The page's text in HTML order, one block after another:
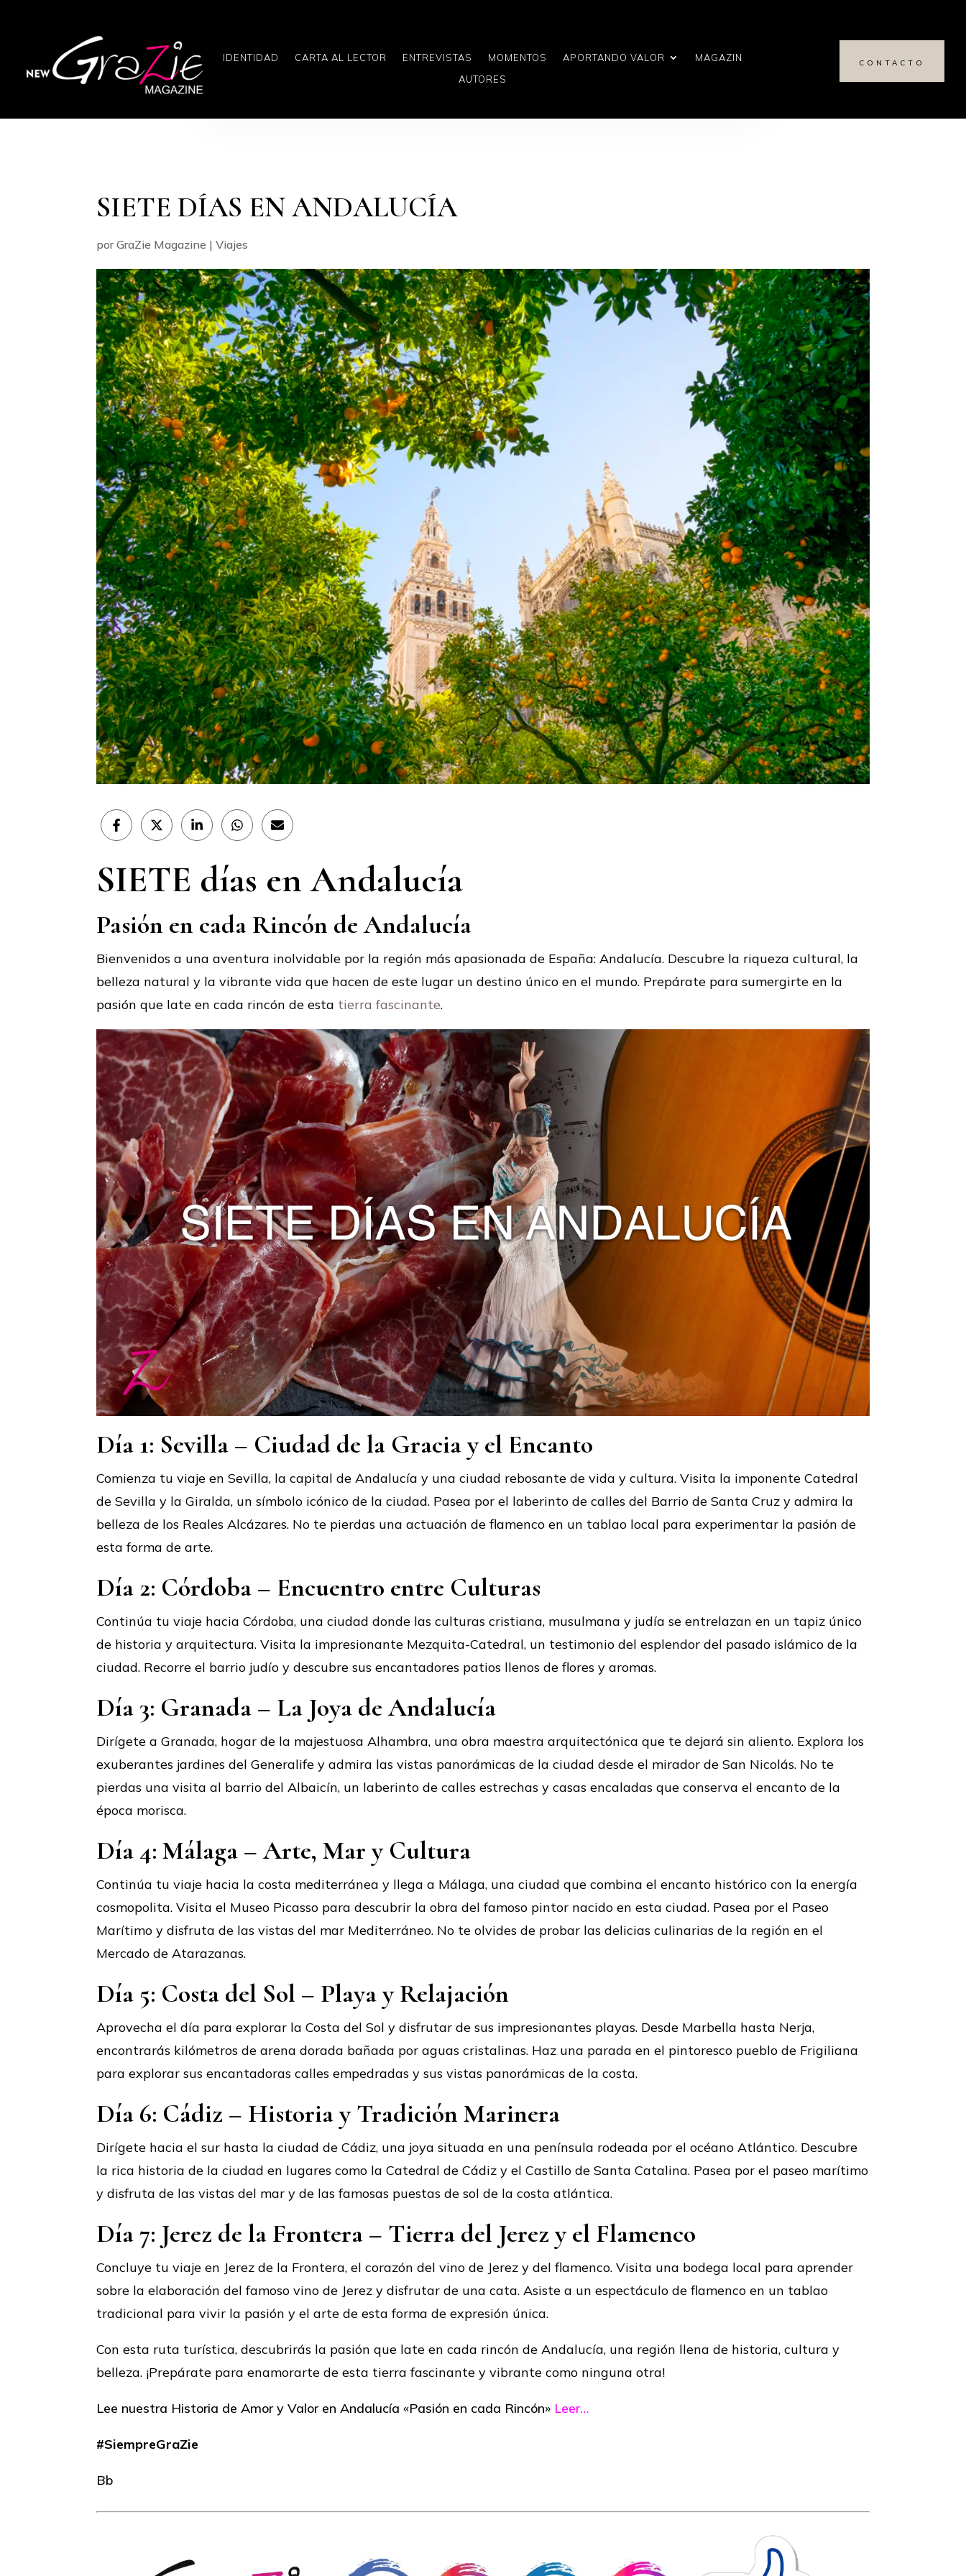
IDENTIDAD CARTA AL LECTOR ENTREVISTAS MOMENTOS APORTANDO VALOR
MAGAZIN
AUTORES
CONTACTO
SIETE DÍAS EN ANDALUCÍA
porGraZie Magazine |Viajes
Compartir
en
Compartir
en
(Twitter)
Compartir
en
Compartir
en
Compartir
en
SIETE días en Andalucía
Pasión en cada Rincón de Andalucía
Bienvenidos a una aventura inolvidable por la región más apasionada de España: Andalucía. Descubre la riqueza cultural, la
belleza natural y la vibrante vida que hacen de este lugar un destino único en el mundo. Prepárate para sumergirte en la
pasión que late en cada rincón de esta tierra fascinante.
Día 1: Sevilla – Ciudad de la Gracia y el Encanto
Comienza tu viaje en Sevilla, la capital de Andalucía y una ciudad rebosante de vida y cultura. Visita la imponente Catedral
de Sevilla y la Giralda, un símbolo icónico de la ciudad. Pasea por el laberinto de calles del Barrio de Santa Cruz y admira la
belleza de los Reales Alcázares. No te pierdas una actuación de flamenco en un tablao local para experimentar la pasión de
esta forma de arte.
Día 2: Córdoba – Encuentro entre Culturas
Continúa tu viaje hacia Córdoba, una ciudad donde las culturas cristiana, musulmana y judía se entrelazan en un tapiz único
de historia y arquitectura. Visita la impresionante Mezquita-Catedral, un testimonio del esplendor del pasado islámico de la
ciudad. Recorre el barrio judío y descubre sus encantadores patios llenos de flores y aromas.
Día 3: Granada – La Joya de Andalucía
Dirígete a Granada, hogar de la majestuosa Alhambra, una obra maestra arquitectónica que te dejará sin aliento. Explora los
exuberantes jardines del Generalife y admira las vistas panorámicas de la ciudad desde el mirador de San Nicolás. No te
pierdas una visita al barrio del Albaicín, un laberinto de calles estrechas y casas encaladas que conserva el encanto de la
época morisca.
Día 4: Málaga – Arte, Mar y Cultura
Continúa tu viaje hacia la costa mediterránea y llega a Málaga, una ciudad que combina el encanto histórico con la energía
cosmopolita. Visita el Museo Picasso para descubrir la obra del famoso pintor nacido en esta ciudad. Pasea por el Paseo
Marítimo y disfruta de las vistas del mar Mediterráneo. No te olvides de probar las delicias culinarias de la región en el
Mercado de Atarazanas.
Día 5: Costa del Sol – Playa y Relajación
Aprovecha el día para explorar la Costa del Sol y disfrutar de sus impresionantes playas. Desde Marbella hasta Nerja,
encontrarás kilómetros de arena dorada bañada por aguas cristalinas. Haz una parada en el pintoresco pueblo de Frigiliana
para explorar sus encantadoras calles empedradas y sus vistas panorámicas de la costa.
Día 6: Cádiz – Historia y Tradición Marinera
Dirígete hacia el sur hasta la ciudad de Cádiz, una joya situada en una península rodeada por el océano Atlántico. Descubre
la rica historia de la ciudad en lugares como la Catedral de Cádiz y el Castillo de Santa Catalina. Pasea por el paseo marítimo
y disfruta de las vistas del mar y de las famosas puestas de sol de la costa atlántica.
Día 7: Jerez de la Frontera – Tierra del Jerez y el Flamenco
Concluye tu viaje en Jerez de la Frontera, el corazón del vino de Jerez y del flamenco. Visita una bodega local para aprender
sobre la elaboración del famoso vino de Jerez y disfrutar de una cata. Asiste a un espectáculo de flamenco en un tablao
tradicional para vivir la pasión y el arte de esta forma de expresión única.
Con esta ruta turística, descubrirás la pasión que late en cada rincón de Andalucía, una región llena de historia, cultura y
belleza. ¡Prepárate para enamorarte de esta tierra fascinante y vibrante como ninguna otra!
Lee nuestra Historia de Amor y Valor en Andalucía «Pasión en cada Rincón» Leer…
#SiempreGraZie
Bb